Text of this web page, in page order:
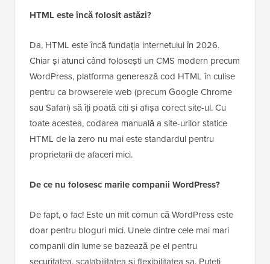
HTML este încă folosit astăzi?
Da, HTML este încă fundația internetului în 2026.
Chiar și atunci când folosești un CMS modern precum
WordPress, platforma generează cod HTML în culise
pentru ca browserele web (precum Google Chrome
sau Safari) să îți poată citi și afișa corect site-ul. Cu
toate acestea, codarea manuală a site-urilor statice
HTML de la zero nu mai este standardul pentru
proprietarii de afaceri mici.
De ce nu folosesc marile companii WordPress?
De fapt, o fac! Este un mit comun că WordPress este
doar pentru bloguri mici. Unele dintre cele mai mari
companii din lume se bazează pe el pentru